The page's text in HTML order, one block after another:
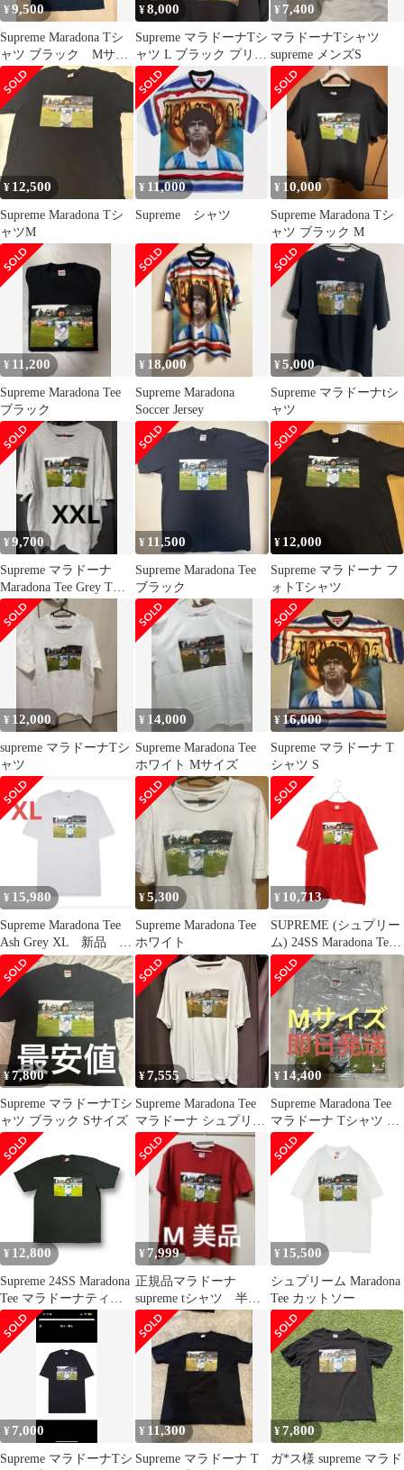
¥9,500
Supreme Maradona Tシ
ャツ ブラック Mサイ
ズ
¥8,000
Supreme マラドーナTシ
ャツ L ブラック プリン
ト割れがあります
¥ 7,400
マラドーナTシャツ
supreme メンズS
¥ 12,500
Supreme Maradona Tシ
ャツM
¥ 11,000
Supreme シャツ
¥ 10,000
Supreme Maradona Tシ
ャツ ブラック M
¥ 11,200
Supreme Maradona Tee
ブラック
¥ 18,000
Supreme Maradona
Soccer Jersey
¥5,000
Supreme マラドーナtシ
ャツ
¥9,700
Supreme マラドーナ
Maradona Tee Grey Tシ
ャツ
¥ 11,500
Supreme Maradona Tee
ブラック
¥ 12,000
Supreme マラドーナ フ
ォトTシャツ
¥ 12,000
supreme マラドーナTシ
ャツ
¥ 14,000
Supreme Maradona Tee
ホワイト Mサイズ
¥16,000
Supreme マラドーナ T
シャツ S
¥ 15,980
Supreme Maradona Tee
Ash Grey XL 新品 未
開封
¥5,300
Supreme Maradona Tee
ホワイト
¥ 10,713
SUPREME (シュプリー
ム) 24SS Maradona Tee
マラドーナ 半袖Tシャ
ツ レッド
¥7,800
Supreme マラドーナTシ
ャツ ブラック Sサイズ
¥7,555
Supreme Maradona Tee
マラドーナ シュプリー
ム 白 L
¥ 14,400
Supreme Maradona Tee
マラドーナ Tシャツ M
サイズ
¥ 12,800
Supreme 24SS Maradona
Tee マラドーナティー
カットソー シュプリー
ム ブラック XL
67309A5
¥ 7,999
正規品マラドーナ
supreme tシャツ 半
袖 赤 M
¥ 15,500
シュプリーム Maradona
Tee カットソー
¥ 7,000
Supreme マラドーナTシ
¥ 11,300
Supreme マラドーナ T
¥7,800
ガ*ス様 supreme マラド